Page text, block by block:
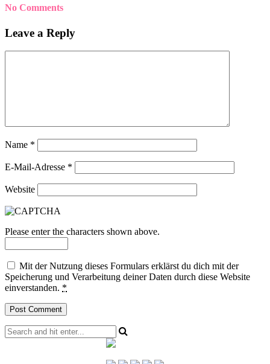
No Comments
Leave a Reply
Name *
E-Mail-Adresse *
Website
Please enter the characters shown above.
Mit der Nutzung dieses Formulars erklärst du dich mit der
Speicherung und Verarbeitung deiner Daten durch diese Website
einverstanden. *